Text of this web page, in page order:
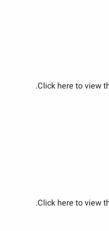
Click here to view
Click here to view